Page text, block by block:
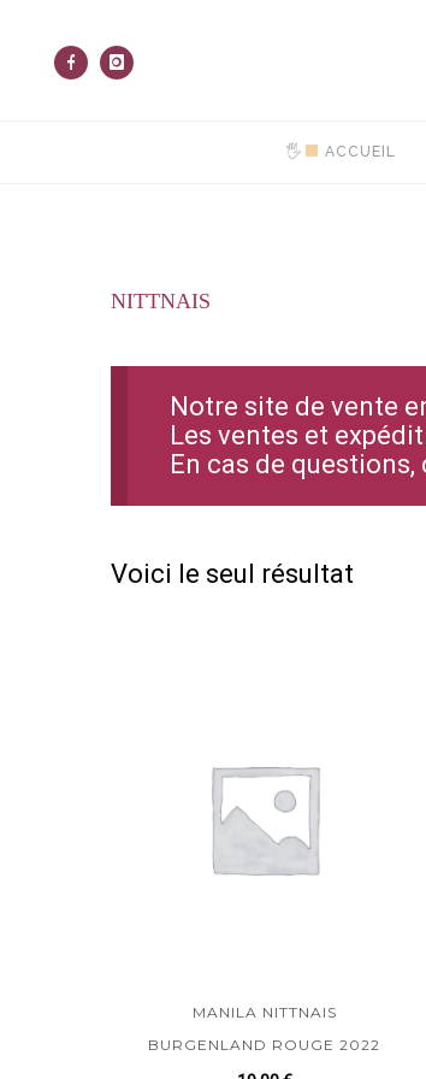
🖐 ACCUEIL
NITTNAIS
Notre site de vente
Les ventes et
En cas de
Voici le seul résultat
MANILA NITTNAIS
BURGENLAND ROUGE 2022